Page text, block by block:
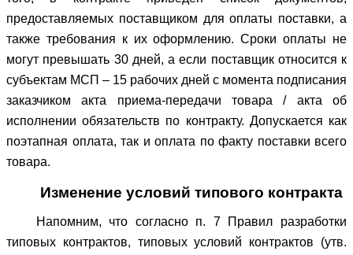
предоставляемых поставщиком для оплаты поставки, а
также требования к их оформлению. Сроки оплаты не
могут превышать 30 дней, а если поставщик относится к
субъектам МСП – 15 рабочих дней с момента подписания
заказчиком акта приема-передачи товара / акта об
исполнении обязательств по контракту. Допускается как
поэтапная оплата, так и оплата по факту поставки всего
товара.
Изменение условий типового контракта
Напомним, что согласно п. 7 Правил разработки
типовых контрактов, типовых условий контрактов (утв.